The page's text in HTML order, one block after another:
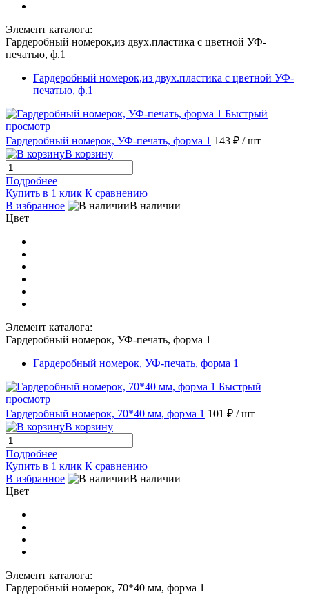
Элемент каталога:
Гардеробный номерок,из двух.пластика с цветной УФ-
печатью, ф.1
Гардеробный номерок,из двух.пластика с цветной УФ-
печатью, ф.1
Быстрый
просмотр
Гардеробный номерок, УФ-печать, форма 1 143 ₽ / шт
В корзину
Подробнее
Купить в 1 клик К сравнению
В избранное
В наличии
Цвет
Элемент каталога:
Гардеробный номерок, УФ-печать, форма 1
Гардеробный номерок, УФ-печать, форма 1
Быстрый
просмотр
Гардеробный номерок, 70*40 мм, форма 1 101 ₽ / шт
В корзину
Подробнее
Купить в 1 клик К сравнению
В избранное
В наличии
Цвет
Элемент каталога:
Гардеробный номерок, 70*40 мм, форма 1